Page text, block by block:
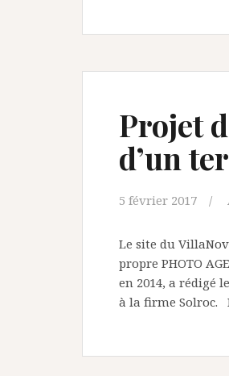
Projet
d’un
5 février 2017
Le site du
propre PHOTO
en 2014, a rédigé
à la firme Solroc.